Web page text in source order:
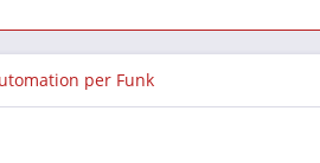
per Funk